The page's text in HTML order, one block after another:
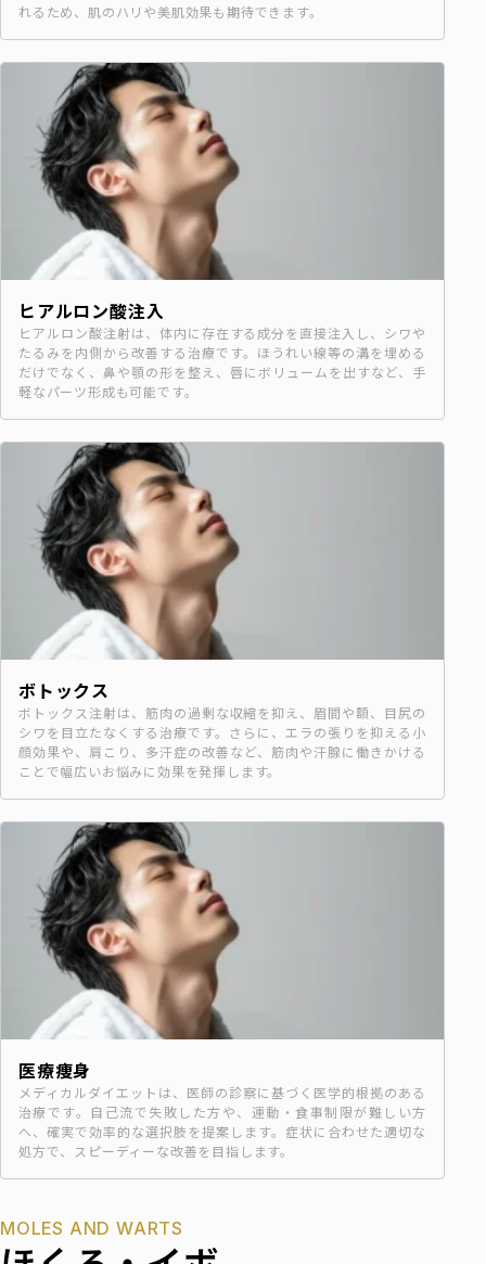
れるため、肌のハリや美肌効果も期待できます。
ヒアルロン酸注入
ヒアルロン酸注射は、体内に存在する成分を直接注入し、シワや
たるみを内側から改善する治療です。ほうれい線等の溝を埋める
だけでなく、鼻や顎の形を整え、唇にボリュームを出すなど、手
軽なパーツ形成も可能です。
ボトックス
ボトックス注射は、筋肉の過剰な収縮を抑え、眉間や額、目尻の
シワを目立たなくする治療です。さらに、エラの張りを抑える小
顔効果や、肩こり、多汗症の改善など、筋肉や汗腺に働きかける
ことで幅広いお悩みに効果を発揮します。
医療痩身
メディカルダイエットは、医師の診察に基づく医学的根拠のある
治療です。自己流で失敗した方や、運動・食事制限が難しい方
へ、確実で効率的な選択肢を提案します。症状に合わせた適切な
処方で、スピーディーな改善を目指します。
MOLES AND WARTS